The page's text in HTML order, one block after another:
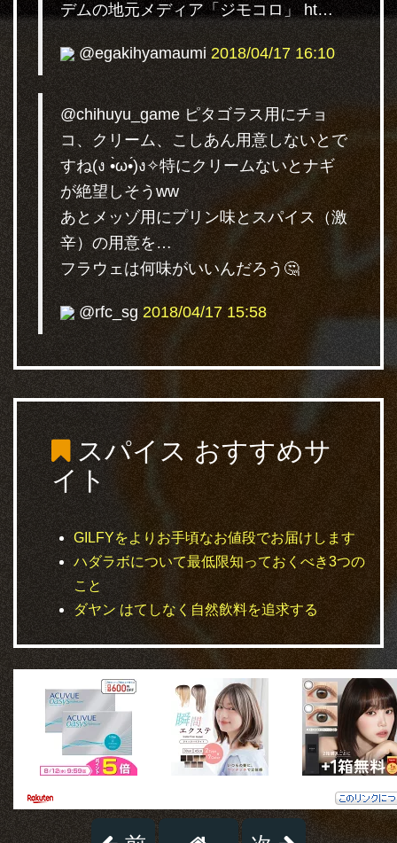
デムの地元メディア「ジモコロ」 ht…
@egakihyamaumi 2018/04/17 16:10
@chihuyu_game ピタゴラス用にチョ
コ、クリーム、こしあん用意しないとで
すね(ง •̀ω•́)ง✧特にクリームないとナギ
が絶望しそうww
あとメッゾ用にプリン味とスパイス（激
辛）の用意を…
フラウェは何味がいいんだろう🤔
@rfc_sg2018/04/17 15:58
スパイス おすすめサ
イト
GILFYをよりお手頃なお値段でお届けします
ハダラボについて最低限知っておくべき3つの
こと
ダヤン はてしなく自然飲料を追求する